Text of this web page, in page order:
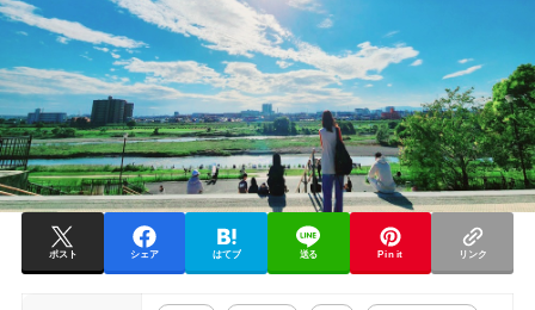
ポスト シェア はてブ 送る Pin it リンク